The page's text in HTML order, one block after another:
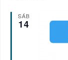
SÁB
14